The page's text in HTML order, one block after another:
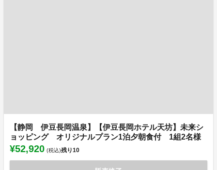
【静岡 伊豆長岡温泉】【伊豆長岡ホテル天坊】未来シ
ョッピング オリジナルプラン1泊夕朝食付 1組2名様
¥52,920 (税込)残り10